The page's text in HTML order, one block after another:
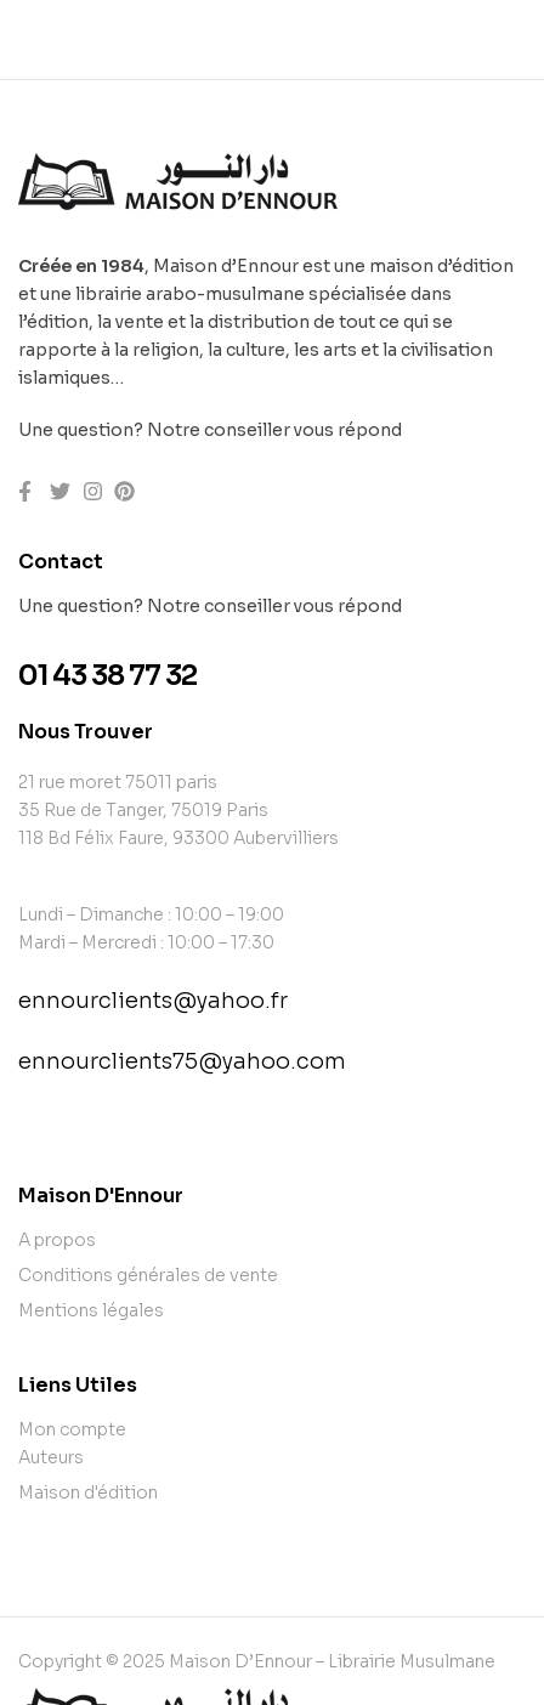
Créée en 1984, Maison d’Ennour est une maison d’édition
et une librairie arabo-musulmane spécialisée dans
l’édition, la vente et la distribution de tout ce qui se
rapporte à la religion, la culture, les arts et la civilisation
islamiques…
Une question? Notre conseiller vous répond
Contact
Une question? Notre conseiller vous répond
01 43 38 77 32
Nous Trouver
21 rue moret 75011 paris
35 Rue de Tanger, 75019 Paris
118 Bd Félix Faure, 93300 Aubervilliers
Lundi – Dimanche : 10:00 – 19:00
Mardi – Mercredi : 10:00 – 17:30
ennourclients@yahoo.fr
ennourclients75@yahoo.com
Maison D'Ennour
A propos
Conditions générales de vente
Mentions légales
Liens Utiles
Mon compte
Auteurs
Maison d'édition
Copyright © 2025 Maison D’Ennour – Librairie Musulmane